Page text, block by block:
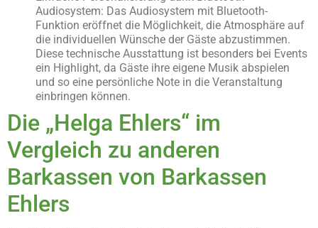
Audiosystem: Das Audiosystem mit Bluetooth-
Funktion eröffnet die Möglichkeit, die Atmosphäre auf
die individuellen Wünsche der Gäste abzustimmen.
Diese technische Ausstattung ist besonders bei Events
ein Highlight, da Gäste ihre eigene Musik abspielen
und so eine persönliche Note in die Veranstaltung
einbringen können.
Die „Helga Ehlers“ im
Vergleich zu anderen
Barkassen von Barkassen
Ehlers